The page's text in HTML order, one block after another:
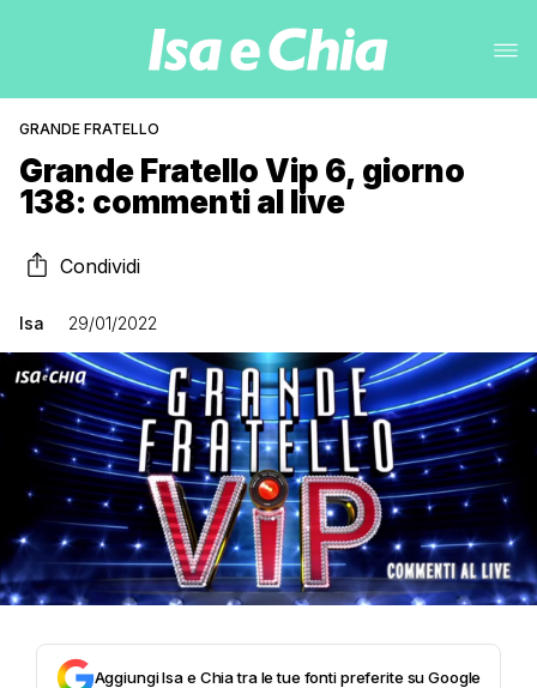
GRANDE FRATELLO
Grande Fratello Vip 6, giorno
138: commenti al live
Condividi
Isa 29/01/2022
Aggiungi Isa e Chia tra le tue fonti preferite su Google